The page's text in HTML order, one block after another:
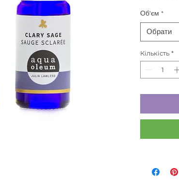
Об'єм *
Обрати
Кількість *